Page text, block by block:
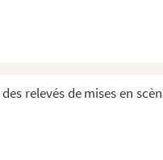
relevés de mises en